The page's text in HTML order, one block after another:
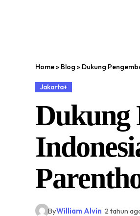
Home» Blog » Dukung
Jakarta+
Dukung
ByWilliam Alvin 2 tahun